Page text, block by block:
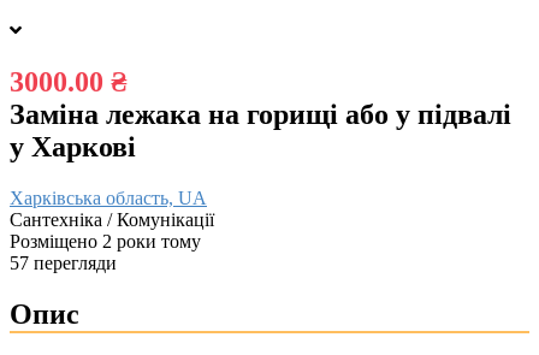
3000.00 ₴
Заміна лежака на горищі або у підвалі
у Харкові
Харківська область, UA
Сантехніка / Комунікації
Розміщено 2 роки тому
57 перегляди
Опис